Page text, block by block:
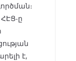
ը
է,